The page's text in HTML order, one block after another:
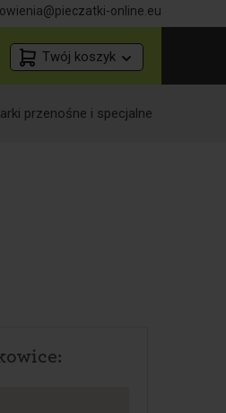
online.eu
Twój koszyk
przenośne i specjalne